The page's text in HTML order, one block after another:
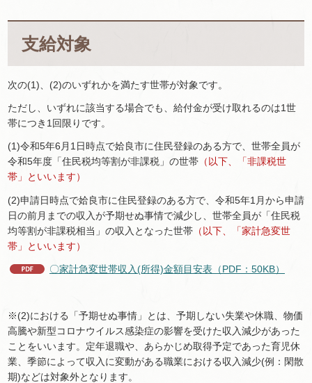
支給対象
次の(1)、(2)のいずれかを満たす世帯が対象です。
ただし、いずれに該当する場合でも、給付金が受け取れるのは1世
帯につき1回限りです。
(1)令和5年6月1日時点で姶良市に住民登録のある方で、世帯全員が
令和5年度「住民税均等割が非課税」の世帯 （以下、「非課税世
帯」といいます）
(2)申請日時点で姶良市に住民登録のある方で、令和5年1月から申請
日の前月までの収入が予期せぬ事情で減少し、世帯全員が「住民税
均等割が非課税相当」の収入となった世帯 （以下、「家計急変世
帯」といいます）
〇家計急変世帯収入(所得)金額目安表（PDF：50KB）
※(2)における「予期せぬ事情」とは、予期しない失業や休職、物価
高騰や新型コロナウイルス感染症の影響を受けた収入減少があった
ことをいいます。定年退職や、あらかじめ取得予定であった育児休
業、季節によって収入に変動がある職業における収入減少(例：閑散
期)などは対象外となります。